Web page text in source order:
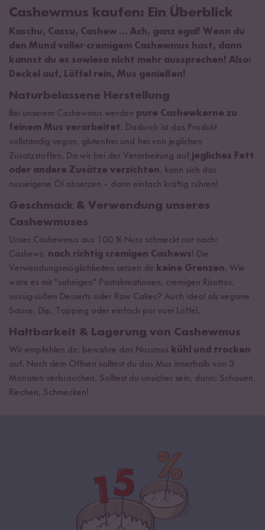
Cashewmus kaufen: Ein Überblick
Kaschu, Cassu, Cashew … Ach, ganz egal! Wenn du
den Mund voller cremigem Cashewmus hast, dann
kannst du es sowieso nicht mehr aussprechen! Also:
Deckel auf, Löffel rein, Mus genießen!
Naturbelassene Herstellung
Bei unserem Cashewmus werden pure Cashewkerne zu
feinem Mus verarbeitet. Dadurch ist das Produkt
vollständig vegan, glutenfrei und frei von jeglichen
Zusatzstoffen. Da wir bei der Verarbeitung auf jegliches Fett
oder andere Zusätze verzichten, kann sich das
nusseigene Öl absetzen – dann einfach kräftig rühren!
Geschmack & Verwendung unseres
Cashewmuses
Unser Cashewmus aus 100 % Nuss schmeckt nur nach:
Cashews, nach richtig cremigen Cashews! Die
Verwendungsmöglichkeiten setzen dir keine Grenzen. Wie
wäre es mit "sahnigen" Pastakreationen, cremigen Risottos,
nussig-süßen Desserts oder Raw Cakes? Auch ideal als vegane
Sauce, Dip, Topping oder einfach pur vom Löffel.
Haltbarkeit & Lagerung von Cashewmus
Wir empfehlen dir: bewahre das Nussmus kühl und trocken
auf. Nach dem Öffnen solltest du das Mus innerhalb von 3
Monaten verbrauchen. Solltest du unsicher sein, dann: Schauen,
Riechen, Schmecken!